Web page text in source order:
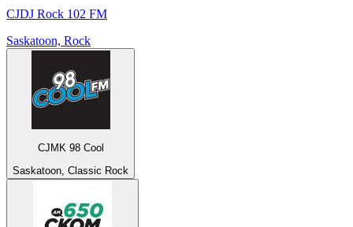
CJDJ Rock 102 FM
Saskatoon, Rock
CJMK 98 Cool
Saskatoon, Classic Rock